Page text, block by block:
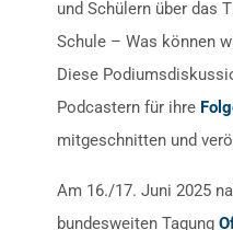
und Schülern über das
Schule – Was können
Diese
Podcastern für ihre
mitgeschnitten und
Am 16./17. Juni 2025
bundesweiten Tagung